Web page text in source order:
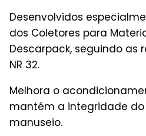
Desenvolvidos
dos Coletores para
Descarpack, seguindo as
NR 32.
Melhora o
mantém a integridade
manuseio.